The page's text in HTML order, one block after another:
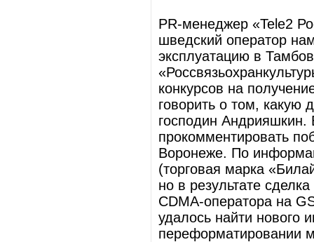
PR-менеджер «Telе2
шведский оператор
эксплуатацию в
конкурсов на
говорить о том, какую
господин
прокомментировать
Воронеже. По
(торговая марка
но в результате
CDMA-оператора на
удалось найти нового
переформатировании